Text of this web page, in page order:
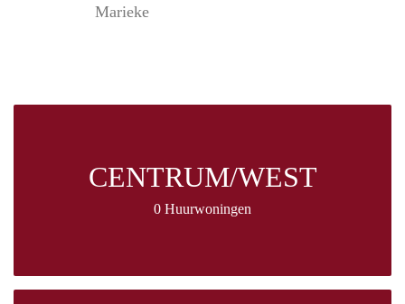
Marieke
CENTRUM/WEST
0 Huurwoningen